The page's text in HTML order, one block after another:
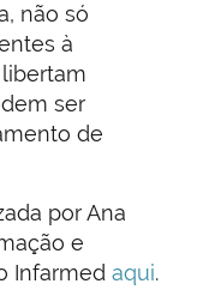
não só
à
ser
de
por Ana
e
Infarmed aqui.